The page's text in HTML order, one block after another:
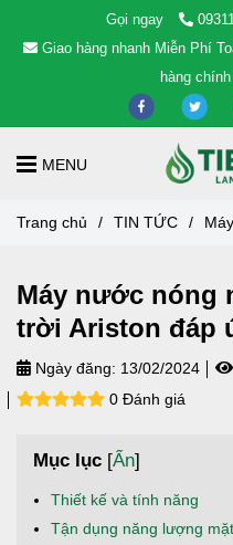
Gọi ngay
Giao hàng nhanh Miễn Phí
hàng
MENU
Trang chủ / TIN TỨC /
Máy nước nóng
trời Ariston đáp
Ngày đăng: 13/02/2024
0 Đánh giá
Mục lục [Ẩn]
Thiết kế và tính năng
Tận dụng năng lượng